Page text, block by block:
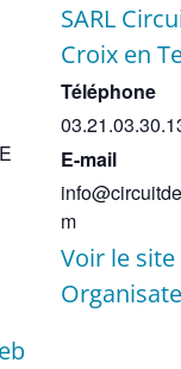
SARL
Croix en
Téléphone
E-mail
m
Voir le site